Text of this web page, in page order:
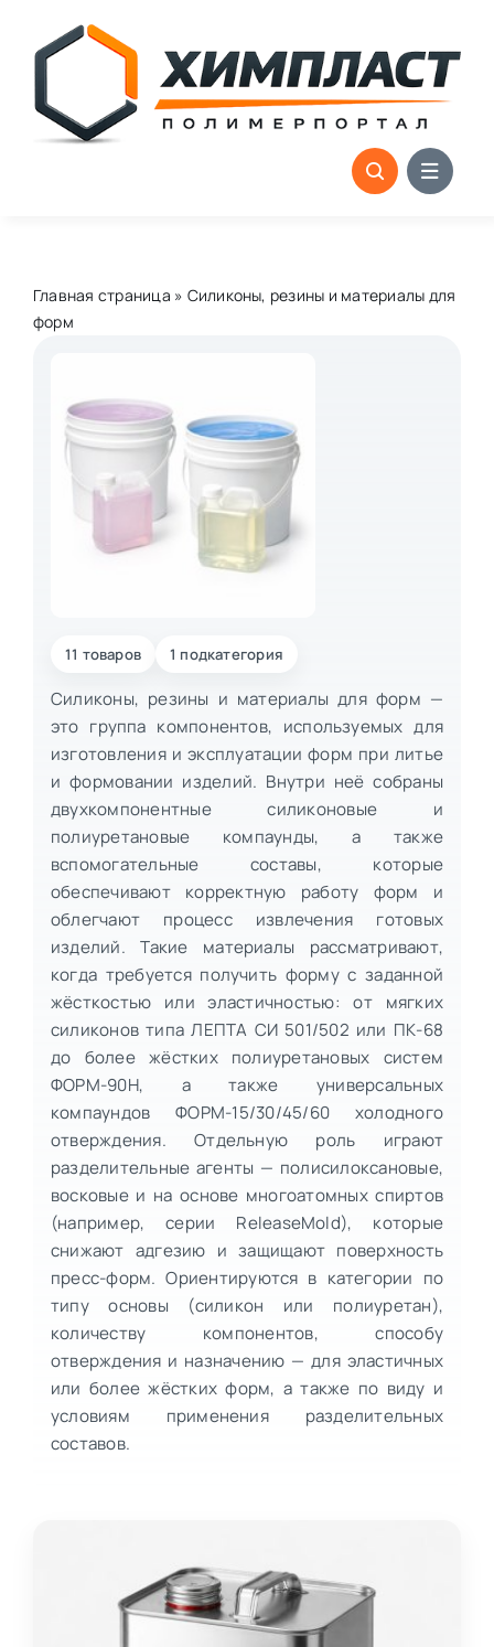
content
Главная страница » Силиконы, резины и материалы для
форм
11 товаров 1 подкатегория
Силиконы, резины и материалы для форм —
это группа компонентов, используемых для
изготовления и эксплуатации форм при литье
и формовании изделий. Внутри неё собраны
двухкомпонентные силиконовые и
полиуретановые компаунды, а также
вспомогательные составы, которые
обеспечивают корректную работу форм и
облегчают процесс извлечения готовых
изделий. Такие материалы рассматривают,
когда требуется получить форму с заданной
жёсткостью или эластичностью: от мягких
силиконов типа ЛЕПТА СИ 501/502 или ПК-68
до более жёстких полиуретановых систем
ФОРМ-90Н, а также универсальных
компаундов ФОРМ-15/30/45/60 холодного
отверждения. Отдельную роль играют
разделительные агенты — полисилоксановые,
восковые и на основе многоатомных спиртов
(например, серии ReleaseMold), которые
снижают адгезию и защищают поверхность
пресс-форм. Ориентируются в категории по
типу основы (силикон или полиуретан),
количеству компонентов, способу
отверждения и назначению — для эластичных
или более жёстких форм, а также по виду и
условиям применения разделительных
составов.